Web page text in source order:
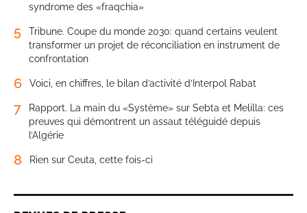
syndrome des «fraqchia»
5
Tribune. Coupe du monde 2030: quand certains veulent
transformer un projet de réconciliation en instrument de
confrontation
6 Voici, en chiffres, le bilan d’activité d’Interpol Rabat
7
Rapport. La main du «Système» sur Sebta et Melilla: ces
preuves qui démontrent un assaut téléguidé depuis
l’Algérie
8 Rien sur Ceuta, cette fois-ci